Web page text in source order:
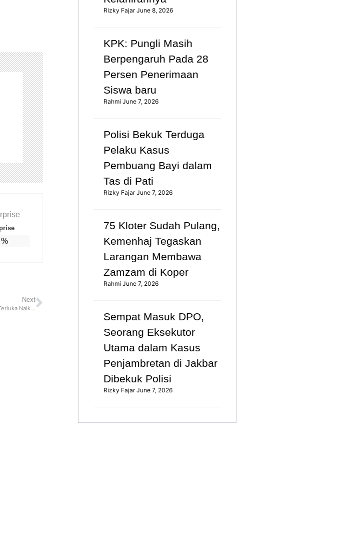
Next
Kapolri: Mereka Bekerja Keras, Prabowo Minta Polisi Terluka Naik Pangkat
Rizky FajarJune 8, 2026
KPK: Pungli Masih
Berpengaruh Pada 28
Persen Penerimaan
Siswa baru
RahmiJune 7, 2026
Polisi Bekuk Terduga
Pelaku Kasus
Pembuang Bayi dalam
Tas di Pati
Rizky FajarJune 7, 2026
75 Kloter Sudah Pulang,
Kemenhaj Tegaskan
Larangan Membawa
Zamzam di Koper
RahmiJune 7, 2026
Sempat Masuk DPO,
Seorang Eksekutor
Utama dalam Kasus
Penjambretan di Jakbar
Dibekuk Polisi
Rizky FajarJune 7, 2026